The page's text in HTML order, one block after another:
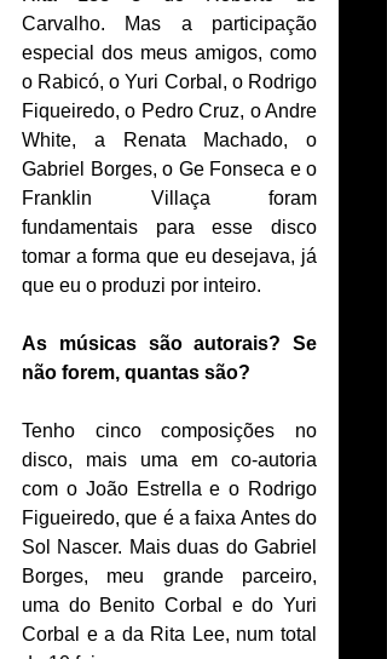
Carvalho. Mas a participação
especial dos meus amigos, como
o Rabicó, o Yuri Corbal, o Rodrigo
Fiqueiredo, o Pedro Cruz, o Andre
White, a Renata Machado, o
Gabriel Borges, o Ge Fonseca e o
Franklin Villaça foram
fundamentais para esse disco
tomar a forma que eu desejava, já
que eu o produzi por inteiro.
As músicas são autorais? Se
não forem, quantas são?
Tenho cinco composições no
disco, mais uma em co-autoria
com o João Estrella e o Rodrigo
Figueiredo, que é a faixa Antes do
Sol Nascer. Mais duas do Gabriel
Borges, meu grande parceiro,
uma do Benito Corbal e do Yuri
Corbal e a da Rita Lee, num total